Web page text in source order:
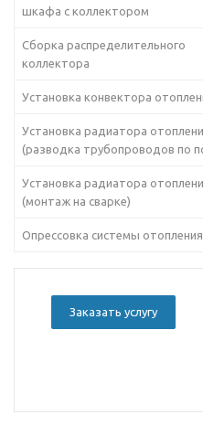
шкафа с коллектором
Сборка распределительного
коллектора
Установка конвектора
Установка радиатора
(разводка трубопроводов по
Установка радиатора
(монтаж на сварке)
Опрессовка системы отопления
Заказать услугу